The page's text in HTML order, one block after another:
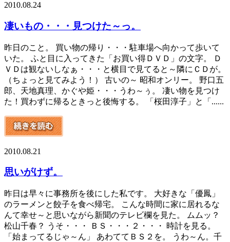
2010.08.24
凄いもの・・・見つけた～っ。
昨日のこと。 買い物の帰り・・・駐車場へ向かって歩いて
いた。 ふと目に入ってきた「お買い得ＤＶＤ」の文字。 Ｄ
ＶＤは観ないしなぁ・・・と横目で見てると～隣にＣＤが。
（ちょっと見てみよう！） 古いの～ 昭和オンリー。 野口五
郎、天地真理、かぐや姫・・・うわ～ぅ。 凄い物を見つけ
た！買わずに帰るときっと後悔する。 「桜田淳子」と「......
2010.08.21
思いがけず。
昨日は早々に事務所を後にした私です。 大好きな「優鳳」
のラーメンと餃子を食べ帰宅。 こんな時間に家に居れるな
んて幸せ～と思いながら新聞のテレビ欄を見た。 ムムッ？
松山千春？ うそ・・・ ＢＳ・・・２・・・ 時計を見る。
「始まってるじゃ～ん」 あわててＢＳ２を。 うわ～ん。千